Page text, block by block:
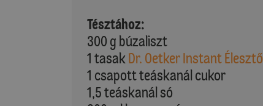
Tésztához:
300 g búzaliszt
1 tasakDr. Oetker Instant Élesztő
1 csapott teáskanál cukor
1,5 teáskanál só